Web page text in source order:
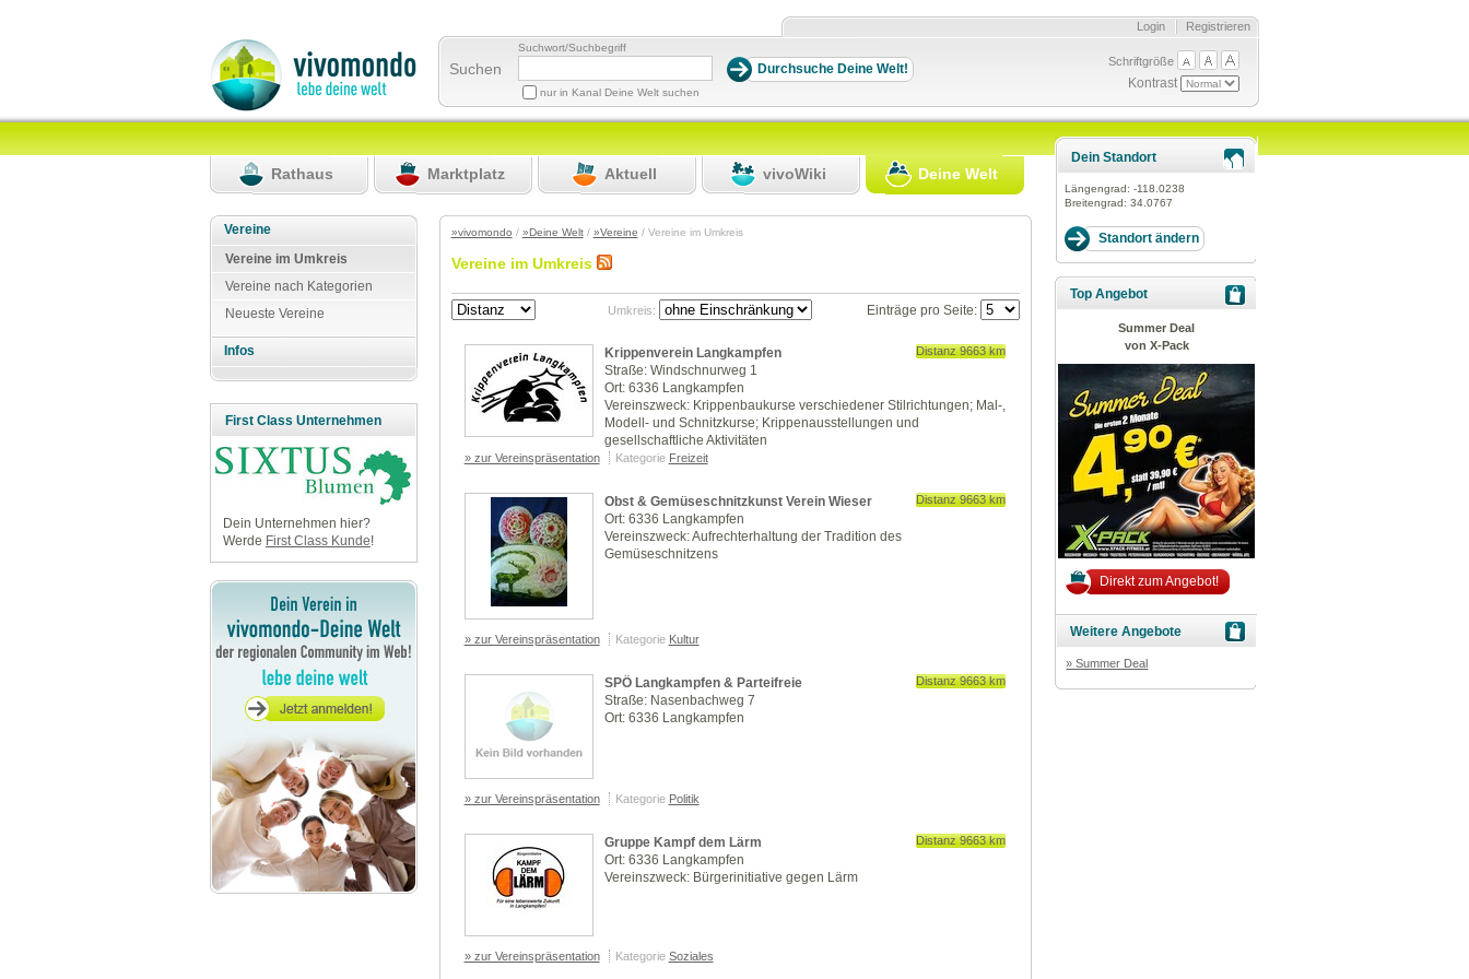
Registrieren
Login
Suchen
Suchwort/Suchbegriff
nur in Kanal Deine Welt suchen
Schriftgröße
Kontrast
Rathaus Marktplatz Aktuell vivoWiki Deine Welt
Vereine
Vereine im Umkreis
Vereine nach Kategorien
Neueste Vereine
Infos
First Class Unternehmen
Dein Unternehmen hier?
Werde First Class Kunde!
»vivomondo / »Deine Welt/ »Vereine / Vereine im Umkreis
Vereine im Umkreis
Umkreis: Einträge pro Seite:
Krippenverein Langkampfen Distanz 9663 km
Straße: Windschnurweg 1
Ort: 6336 Langkampfen
Vereinszweck: Krippenbaukurse verschiedener Stilrichtungen; Mal-,
Modell- und Schnitzkurse; Krippenausstellungen und
gesellschaftliche Aktivitäten
» zur Vereinspräsentation Kategorie Freizeit
Obst & Gemüseschnitzkunst Verein Wieser Distanz 9663 km
Ort: 6336 Langkampfen
Vereinszweck: Aufrechterhaltung der Tradition des
Gemüseschnitzens
» zur Vereinspräsentation Kategorie Kultur
SPÖ Langkampfen & Parteifreie Distanz 9663 km
Straße: Nasenbachweg 7
Ort: 6336 Langkampfen
» zur Vereinspräsentation Kategorie Politik
Gruppe Kampf dem Lärm Distanz 9663 km
Ort: 6336 Langkampfen
Vereinszweck: Bürgerinitiative gegen Lärm
» zur Vereinspräsentation Kategorie Soziales
Dein Standort
Längengrad: -118.0238
Breitengrad: 34.0767
Top Angebot
Summer Deal
von X-Pack
Direkt zum Angebot!
Weitere Angebote
» Summer Deal